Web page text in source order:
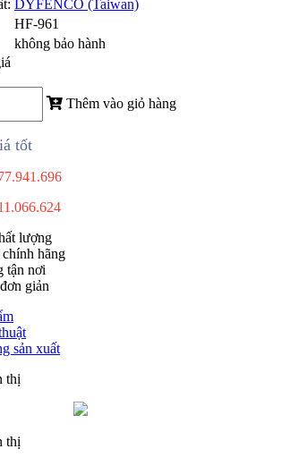
DYFENCO (Taiwan)
HF-961
không bảo hành
Thêm vào giỏ hàng
tốt
lượng
hãng
tận nơi
giản
sản xuất
thị
thị